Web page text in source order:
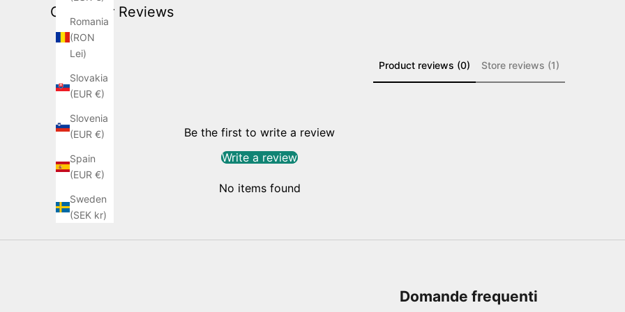
Romania
(RON
Lei)
Slovakia
(EUR €)
Slovenia
(EUR €)
Spain
(EUR €)
Sweden
(SEK kr)
Customer Reviews
Product reviews (0) Store reviews (1)
Be the first to write a review
Write a review
No items found
Domande frequenti